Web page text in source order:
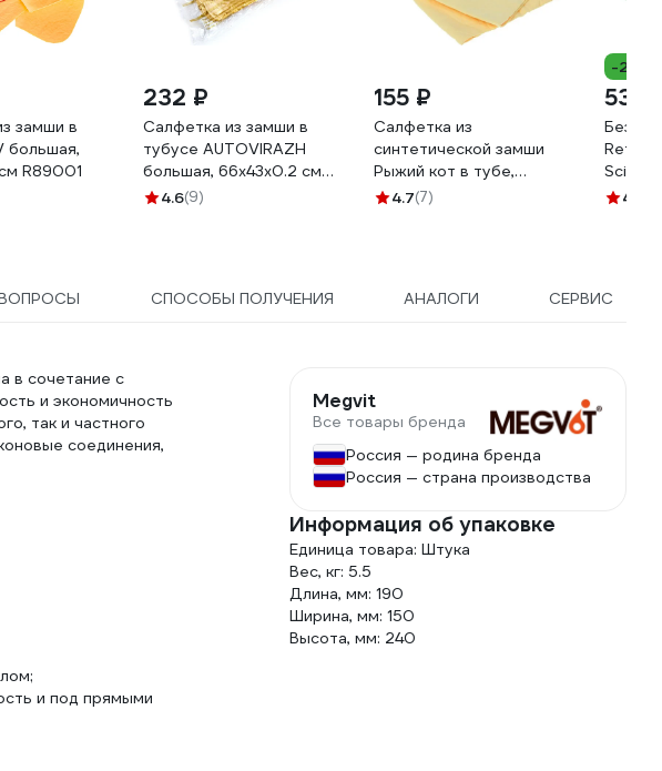
замши в
большая,
R89001
232 ₽
Салфетка из замши в
тубусе AUTOVIRAZH
большая, 66х43х0.2 см
AV-018311
4.6(9)
155 ₽
Салфетка из
синтетической замши
Рыжий кот в тубе,
43x32см 104777
4.7(7)
-29%
532
Retic
11x21
4.6
СПОСОБЫ ПОЛУЧЕНИЯ АНАЛОГИ СЕРВИС
в сочетание с
и экономичность
так и частного
соединения,
и под прямыми
Megvit
Все товары бренда
Россия — родина бренда
Россия — страна производства
Информация об упаковке
Единица товара: Штука
Вес, кг: 5.5
Длина, мм: 190
Ширина, мм: 150
Высота, мм: 240